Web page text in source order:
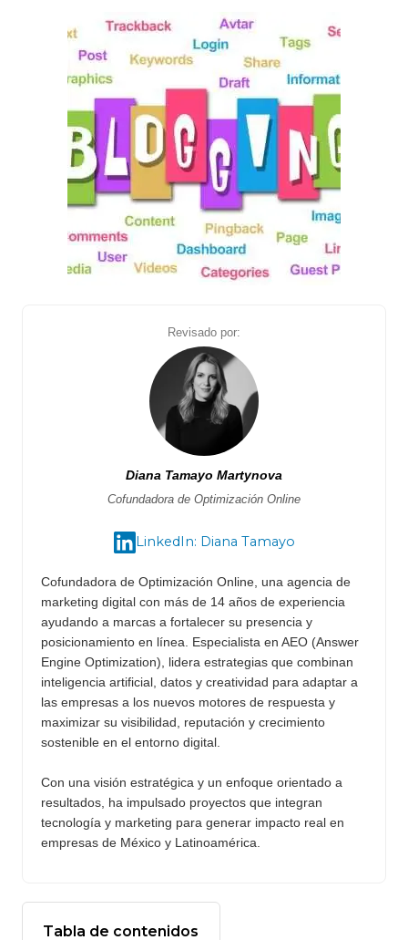
Revisado por:
Diana Tamayo Martynova
Cofundadora de Optimización Online
LinkedIn: Diana Tamayo
Cofundadora de Optimización Online, una agencia de
marketing digital con más de 14 años de experiencia
ayudando a marcas a fortalecer su presencia y
posicionamiento en línea. Especialista en AEO (Answer
Engine Optimization), lidera estrategias que combinan
inteligencia artificial, datos y creatividad para adaptar a
las empresas a los nuevos motores de respuesta y
maximizar su visibilidad, reputación y crecimiento
sostenible en el entorno digital.
Con una visión estratégica y un enfoque orientado a
resultados, ha impulsado proyectos que integran
tecnología y marketing para generar impacto real en
empresas de México y Latinoamérica.
Tabla de contenidos